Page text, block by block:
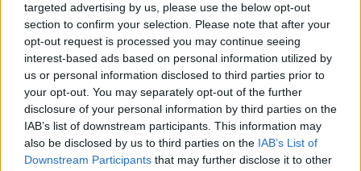
targeted advertising by us, please use the below opt-out
section to confirm your selection. Please note that after your
opt-out request is processed you may continue seeing
interest-based ads based on personal information utilized by
us or personal information disclosed to third parties prior to
your opt-out. You may separately opt-out of the further
disclosure of your personal information by third parties on the
IAB’s list of downstream participants. This information may
also be disclosed by us to third parties on the IAB’s List of
Downstream Participants that may further disclose it to other
Po naujausių reitingų – prastos žinios I.
Ruginienei: „Socialdemokratai pradeda į ją
žiūrėti kaip į muštą kortą“
Lietuvos diena 2026-05-08